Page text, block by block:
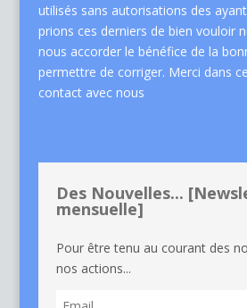
utilisés sans autorisations des
prions ces derniers de bien vouloir
nous accorder le bénéfice de la
permettre de corriger. Merci dans
contact avec nous
Des Nouvelles...
mensuelle]
Pour être tenu au courant des
nos actions...